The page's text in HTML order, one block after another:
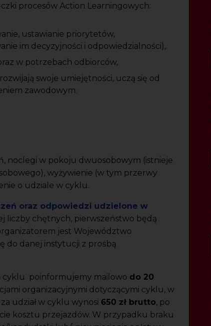
procesów Action Learningowych:
ustawianie priorytetów,
im decyzyjności i odpowiedzialności),
w potrzebach odbiorców,
swoje umiejętności, uczą się od
zawodowym.
noclegi w pokoju dwuosobowym (istnieje
wyżywienie (w tym przerwy
o udziale w cyklu.
oraz odpowiedzi udzielone w
liczby chętnych, pierwszeństwo będą
jest Województwo
do danej instytucji z prośbą
cyklu poinformujemy mailowo do 20
organizacyjnymi dotyczącymi cyklu, w
udział w cyklu wynosi 650 zł brutto, po
kosztu przejazdów. W przypadku braku